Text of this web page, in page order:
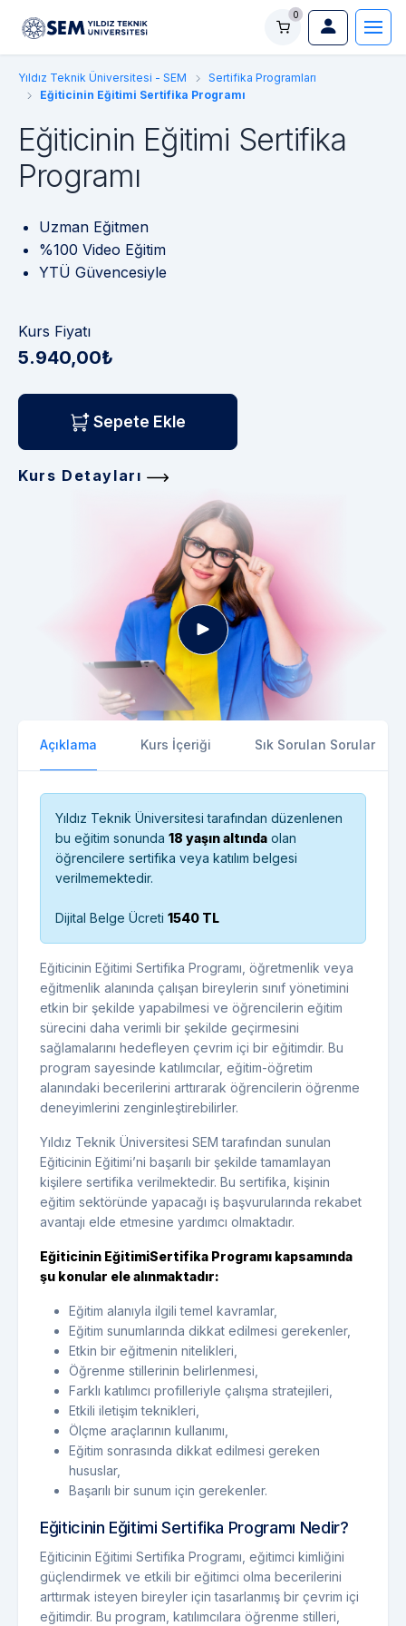
0
Yıldız Teknik Üniversitesi - SEM
Sertifika Programları
Eğiticinin Eğitimi Sertifika Programı
Eğiticinin Eğitimi Sertifika
Programı
Uzman Eğitmen
%100 Video Eğitim
YTÜ Güvencesiyle
Kurs Fiyatı
5.940,00₺
Sepete Ekle
Kurs Detayları
Açıklama Kurs İçeriği Sık Sorulan Sorular
Yıldız Teknik Üniversitesi tarafından düzenlenen
bu eğitim sonunda 18 yaşın altında olan
öğrencilere sertifika veya katılım belgesi
verilmemektedir.
Dijital Belge Ücreti 1540 TL
Eğiticinin Eğitimi Sertifika Programı, öğretmenlik veya
eğitmenlik alanında çalışan bireylerin sınıf yönetimini
etkin bir şekilde yapabilmesi ve öğrencilerin eğitim
sürecini daha verimli bir şekilde geçirmesini
sağlamalarını hedefleyen çevrim içi bir eğitimdir. Bu
program sayesinde katılımcılar, eğitim-öğretim
alanındaki becerilerini arttırarak öğrencilerin öğrenme
deneyimlerini zenginleştirebilirler.
Yıldız Teknik Üniversitesi SEM tarafından sunulan
Eğiticinin Eğitimi’ni başarılı bir şekilde tamamlayan
kişilere sertifika verilmektedir. Bu sertifika, kişinin
eğitim sektöründe yapacağı iş başvurularında rekabet
avantajı elde etmesine yardımcı olmaktadır.
Eğiticinin EğitimiSertifika Programı kapsamında
şu konular ele alınmaktadır:
Eğitim alanıyla ilgili temel kavramlar,
Eğitim sunumlarında dikkat edilmesi gerekenler,
Etkin bir eğitmenin nitelikleri,
Öğrenme stillerinin belirlenmesi,
Farklı katılımcı profilleriyle çalışma stratejileri,
Etkili iletişim teknikleri,
Ölçme araçlarının kullanımı,
Eğitim sonrasında dikkat edilmesi gereken
hususlar,
Başarılı bir sunum için gerekenler.
Eğiticinin Eğitimi Sertifika Programı Nedir?
Eğiticinin Eğitimi Sertifika Programı, eğitimci kimliğini
güçlendirmek ve etkili bir eğitimci olma becerilerini
arttırmak isteyen bireyler için tasarlanmış bir çevrim içi
eğitimdir. Bu program, katılımcılara öğrenme stilleri,